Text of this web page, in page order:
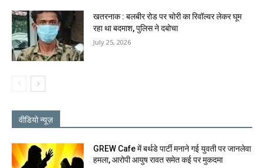
खतरनाक : बलबीर रोड पर चोरी का रिवॉल्वर लेकर घूम
रहा था बदमाश, पुलिस ने दबोचा
July 25, 2026
वीडियो न्यूज़
GREW Cafe में बर्थडे पार्टी मनाने गई युवती पर जानलेवा
हमला, आरोपी आयुष रावत समेत कई पर मुकदमा